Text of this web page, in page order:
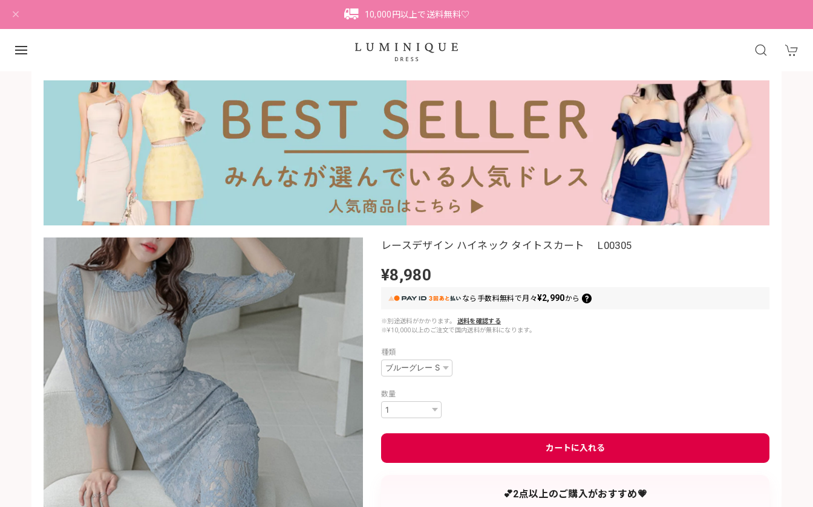
10,000円以上で送料無料♡
レースデザイン ハイネック タイトスカート L00305
¥8,980
なら 手数料無料で月々¥2,990から
※別途送料がかかります。
送料を確認する
※¥10,000以上のご注文で国内送料が無料になります。
種類
数量
カートに入れる
💕2点以上のご購入がおすすめ💗